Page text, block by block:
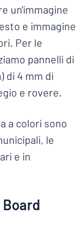
un'immagine
e immagine
Per le
pannelli di
di 4 mm di
e rovere.
a colori sono
le
e in